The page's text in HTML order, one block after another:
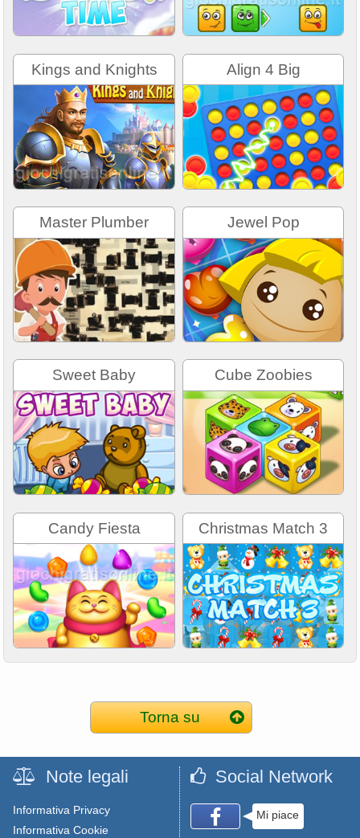
Kings and Knights Align 4 Big
Master Plumber Jewel Pop
Sweet Baby Cube Zoobies
Candy Fiesta Christmas Match 3
Torna su
Note legali
Informativa Privacy
Informativa Cookie
Social Network
Mi piace